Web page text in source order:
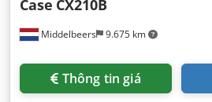
Middelbeers 9.675 km
Case CX210B
Thông tin giá